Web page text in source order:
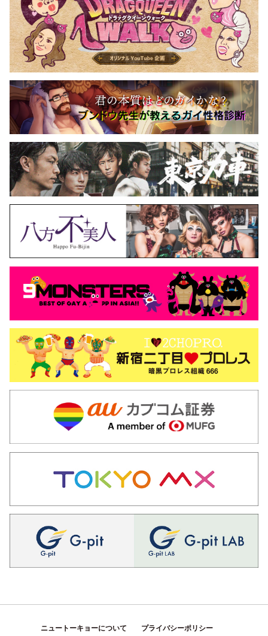
ニュートーキョーについて プライバシーポリシー